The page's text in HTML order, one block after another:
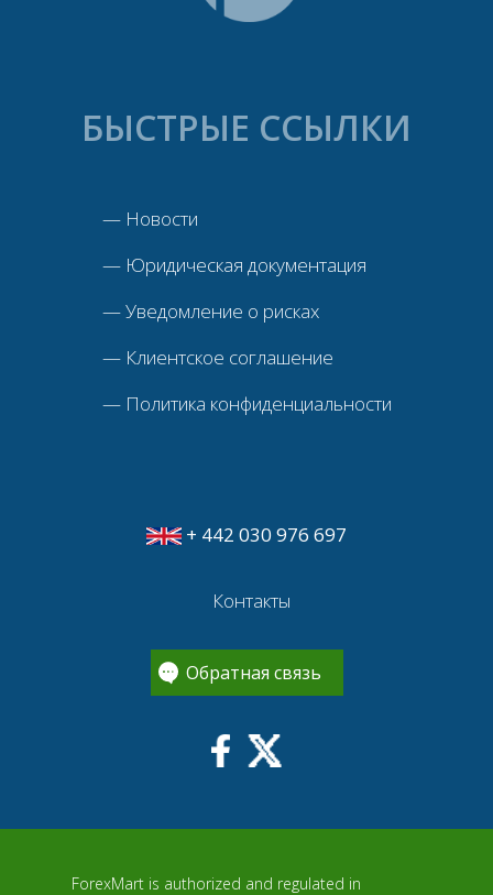
БЫСТРЫЕ ССЫЛКИ
— Новости
— Юридическая документация
—Уведомление о рисках
— Клиентское соглашение
— Политика конфиденциальности
+ 442 030 976 697
Контакты
Обратная связь
ForexMart is authorized and regulated in